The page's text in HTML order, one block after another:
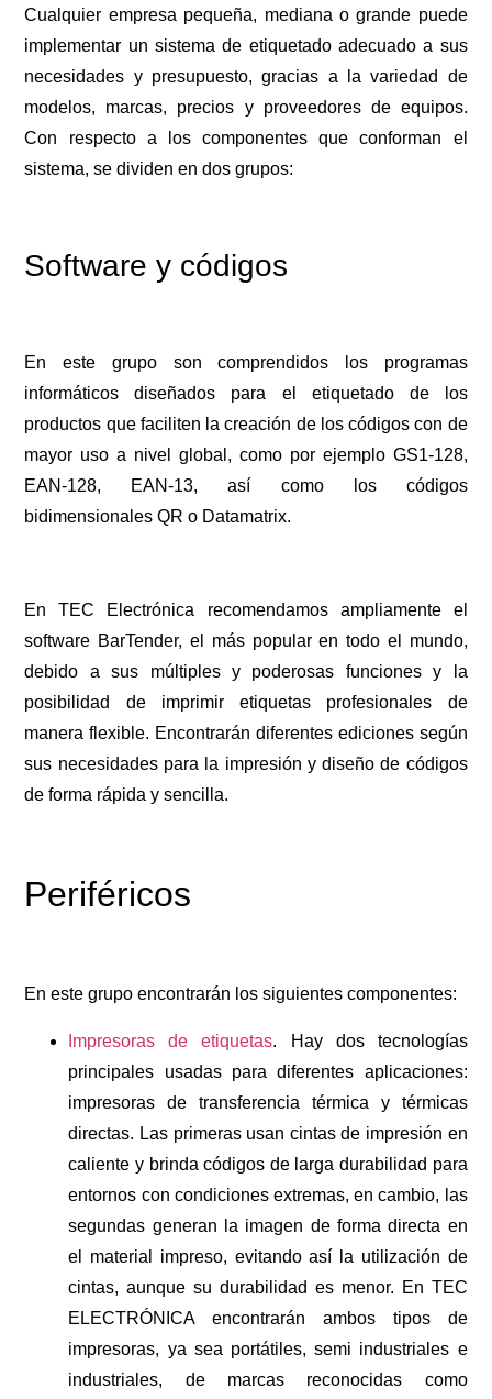
Cualquier empresa pequeña, mediana o grande puede
implementar un sistema de etiquetado adecuado a sus
necesidades y presupuesto, gracias a la variedad de
modelos, marcas, precios y proveedores de equipos.
Con respecto a los componentes que conforman el
sistema, se dividen en dos grupos:
Software y códigos
En este grupo son comprendidos los programas
informáticos diseñados para el etiquetado de los
productos que faciliten la creación de los códigos con de
mayor uso a nivel global, como por ejemplo GS1-128,
EAN-128, EAN-13, así como los códigos
bidimensionales QR o Datamatrix.
En TEC Electrónica recomendamos ampliamente el
software BarTender, el más popular en todo el mundo,
debido a sus múltiples y poderosas funciones y la
posibilidad de imprimir etiquetas profesionales de
manera flexible. Encontrarán diferentes ediciones según
sus necesidades para la impresión y diseño de códigos
de forma rápida y sencilla.
Periféricos
En este grupo encontrarán los siguientes componentes:
Impresoras de etiquetas. Hay dos tecnologías
principales usadas para diferentes aplicaciones:
impresoras de transferencia térmica y térmicas
directas. Las primeras usan cintas de impresión en
caliente y brinda códigos de larga durabilidad para
entornos con condiciones extremas, en cambio, las
segundas generan la imagen de forma directa en
el material impreso, evitando así la utilización de
cintas, aunque su durabilidad es menor. En TEC
ELECTRÓNICA encontrarán ambos tipos de
impresoras, ya sea portátiles, semi industriales e
industriales, de marcas reconocidas como